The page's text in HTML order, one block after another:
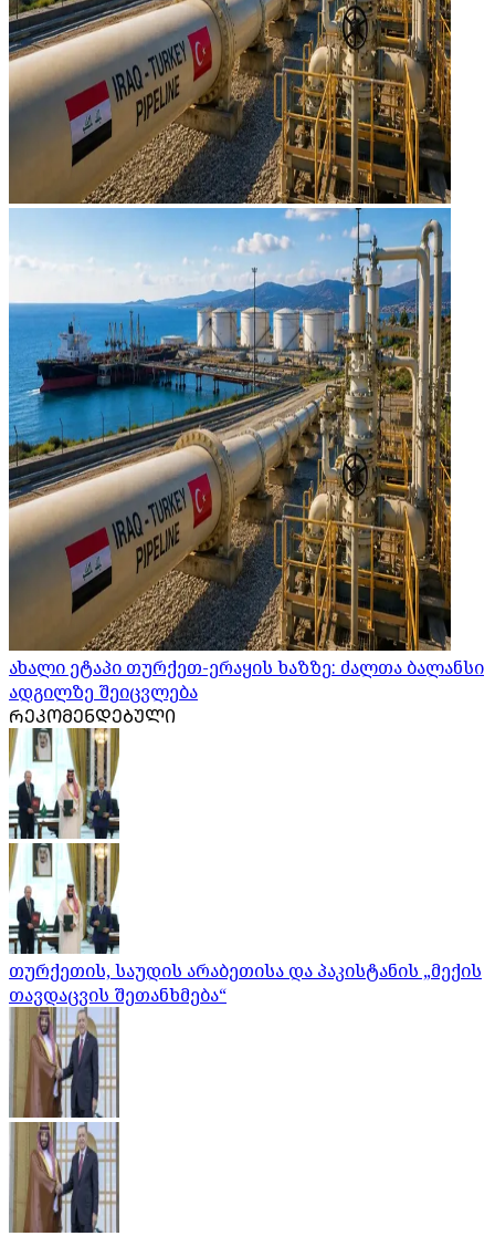
ახალი ეტაპი თურქეთ-ერაყის ხაზზე: ძალთა ბალანსი
ადგილზე შეიცვლება
ᲠᲔᲙᲝᲛᲔᲜᲓᲔᲑᲣᲚᲘ
თურქეთის, საუდის არაბეთისა და პაკისტანის „მექის
თავდაცვის შეთანხმება“